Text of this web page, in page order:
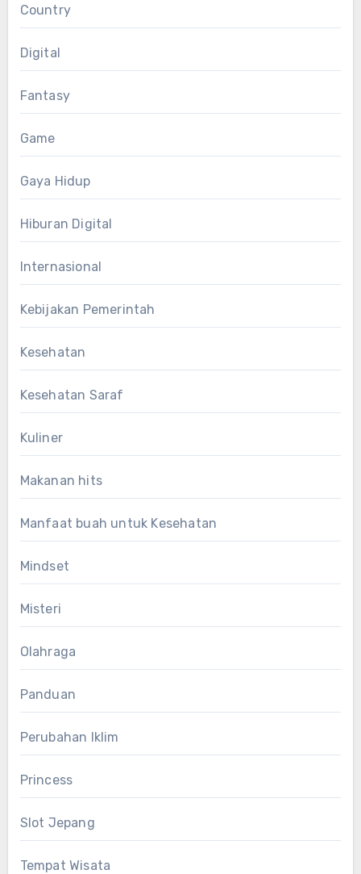
Country
Digital
Fantasy
Game
Gaya Hidup
Hiburan Digital
Internasional
Kebijakan Pemerintah
Kesehatan
Kesehatan Saraf
Kuliner
Makanan hits
Manfaat buah untuk Kesehatan
Mindset
Misteri
Olahraga
Panduan
Perubahan Iklim
Princess
Slot Jepang
Tempat Wisata